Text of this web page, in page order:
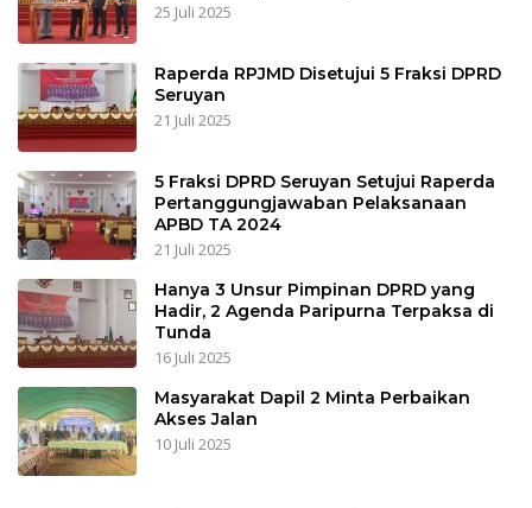
25 Juli 2025
Raperda RPJMD Disetujui 5 Fraksi DPRD
Seruyan
21 Juli 2025
5 Fraksi DPRD Seruyan Setujui Raperda
Pertanggungjawaban Pelaksanaan
APBD TA 2024
21 Juli 2025
Hanya 3 Unsur Pimpinan DPRD yang
Hadir, 2 Agenda Paripurna Terpaksa di
Tunda
16 Juli 2025
Masyarakat Dapil 2 Minta Perbaikan
Akses Jalan
10 Juli 2025